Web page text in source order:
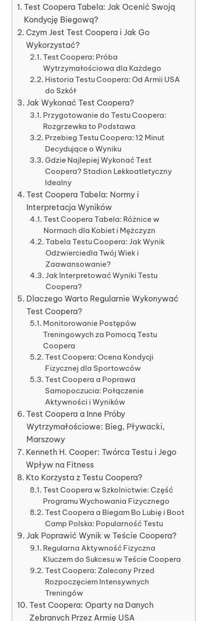
Test Coopera Tabela: Jak Ocenić Swoją
Kondycję Biegową?
Czym Jest Test Coopera i Jak Go
Wykorzystać?
Test Coopera: Próba
Wytrzymałościowa dla Każdego
Historia Testu Coopera: Od Armii USA
do Szkół
Jak Wykonać Test Coopera?
Przygotowanie do Testu Coopera:
Rozgrzewka to Podstawa
Przebieg Testu Coopera: 12 Minut
Decydujące o Wyniku
Gdzie Najlepiej Wykonać Test
Coopera? Stadion Lekkoatletyczny
Idealny
Test Coopera Tabela: Normy i
Interpretacja Wyników
Test Coopera Tabela: Różnice w
Normach dla Kobiet i Mężczyzn
Tabela Testu Coopera: Jak Wynik
Odzwierciedla Twój Wiek i
Zaawansowanie?
Jak Interpretować Wyniki Testu
Coopera?
Dlaczego Warto Regularnie Wykonywać
Test Coopera?
Monitorowanie Postępów
Treningowych za Pomocą Testu
Coopera
Test Coopera: Ocena Kondycji
Fizycznej dla Sportowców
Test Coopera a Poprawa
Samopoczucia: Połączenie
Aktywności i Wyników
Test Coopera a Inne Próby
Wytrzymałościowe: Bieg, Pływacki,
Marszowy
Kenneth H. Cooper: Twórca Testu i Jego
Wpływ na Fitness
Kto Korzysta z Testu Coopera?
Test Coopera w Szkolnictwie: Część
Programu Wychowania Fizycznego
Test Coopera a Biegam Bo Lubię i Boot
Camp Polska: Popularność Testu
Jak Poprawić Wynik w Teście Coopera?
Regularna Aktywność Fizyczna
Kluczem do Sukcesu w Teście Coopera
Test Coopera: Zalecany Przed
Rozpoczęciem Intensywnych
Treningów
Test Coopera: Oparty na Danych
Zebranych Przez Armię USA